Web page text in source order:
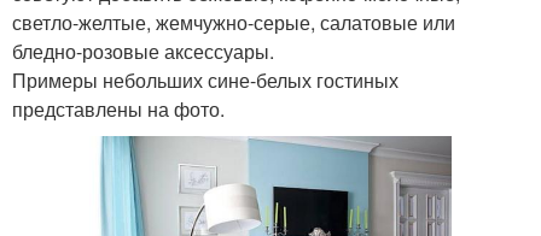
светло-желтые, жемчужно-серые, салатовые или
бледно-розовые аксессуары.
Примеры небольших сине-белых гостиных
представлены на фото.